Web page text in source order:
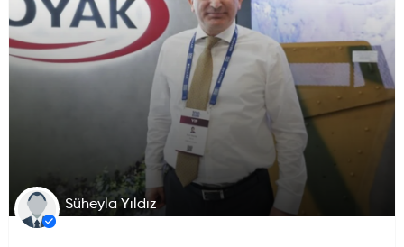
Süheyla Yıldız
Deniz Haberleri
Uydu ve Uzay Haberi
Silah ve Mühimmatlar